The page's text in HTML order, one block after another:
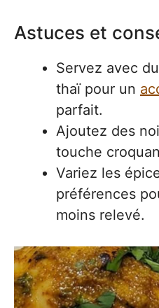
Astuces et
Servez avec
thaï pour un
parfait.
Ajoutez des
touche
Variez les
préférences
moins relevé.